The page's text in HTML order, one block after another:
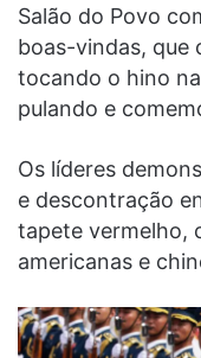
Salão do Povo
boas-vindas, que
tocando o hino
pulando e
Os líderes
e descontração
tapete vermelho,
americanas e